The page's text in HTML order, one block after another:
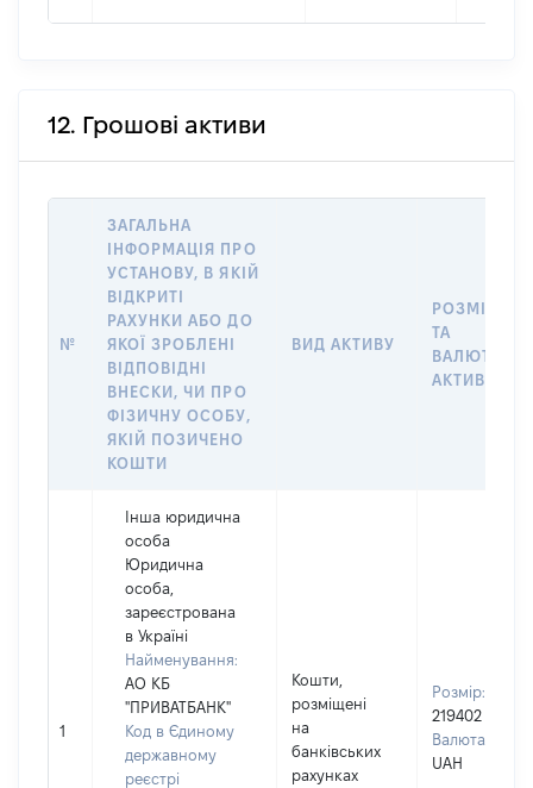
12. Грошові активи
№
ЗАГАЛЬНА
ІНФОРМАЦІЯ ПРО
УСТАНОВУ, В ЯКІЙ
ВІДКРИТІ
РАХУНКИ АБО ДО
ЯКОЇ ЗРОБЛЕНІ
ВІДПОВІДНІ
ВНЕСКИ, ЧИ ПРО
ФІЗИЧНУ ОСОБУ,
ЯКІЙ ПОЗИЧЕНО
КОШТИ
ВИД АКТИВУ
РОЗМІР
ТА
ВАЛЮТА
АКТИВУ
1
Інша юридична
особа
Юридична
особа,
зареєстрована
в Україні
Найменування:
АО КБ
"ПРИВАТБАНК"
Код в Єдиному
державному
реєстрі
Кошти,
розміщені
на
банківських
рахунках
Розмір:
219402
Валюта:
UAH